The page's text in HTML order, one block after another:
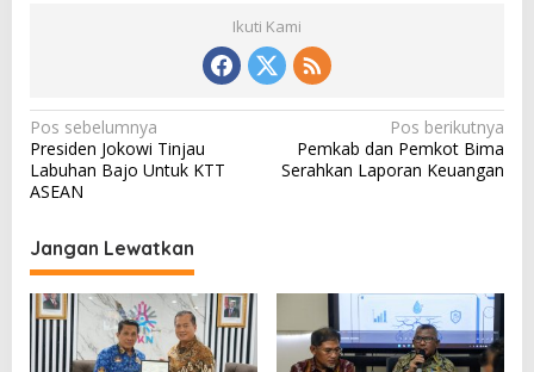
Ikuti Kami
N
a
v
g
a
s
Pos sebelumnya
Presiden Jokowi Tinjau
Labuhan Bajo Untuk KTT
ASEAN
Pos berikutnya
Pemkab dan Pemkot Bima
Serahkan Laporan Keuangan
Jangan Lewatkan